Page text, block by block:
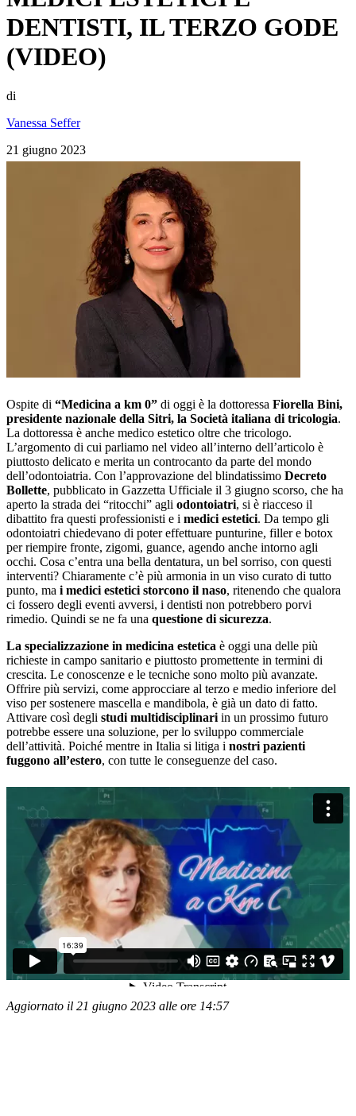
DENTISTI, IL TERZO GODE
(VIDEO)
di
Vanessa Seffer
21 giugno 2023
Ospite di “Medicina a km 0” di oggi è la dottoressa Fiorella Bini,
presidente nazionale della Sitri, la Società italiana di tricologia.
La dottoressa è anche medico estetico oltre che tricologo.
L’argomento di cui parliamo nel video all’interno dell’articolo è
piuttosto delicato e merita un controcanto da parte del mondo
dell’odontoiatria. Con l’approvazione del blindatissimo Decreto
Bollette, pubblicato in Gazzetta Ufficiale il 3 giugno scorso, che ha
aperto la strada dei “ritocchi” agli odontoiatri, si è riacceso il
dibattito fra questi professionisti e i medici estetici. Da tempo gli
odontoiatri chiedevano di poter effettuare punturine, filler e botox
per riempire fronte, zigomi, guance, agendo anche intorno agli
occhi. Cosa c’entra una bella dentatura, un bel sorriso, con questi
interventi? Chiaramente c’è più armonia in un viso curato di tutto
punto, ma i medici estetici storcono il naso, ritenendo che qualora
ci fossero degli eventi avversi, i dentisti non potrebbero porvi
rimedio. Quindi se ne fa una questione di sicurezza.
La specializzazione in medicina estetica è oggi una delle più
richieste in campo sanitario e piuttosto promettente in termini di
crescita. Le conoscenze e le tecniche sono molto più avanzate.
Offrire più servizi, come approcciare al terzo e medio inferiore del
viso per sostenere mascella e mandibola, è già un dato di fatto.
Attivare così degli studi multidisciplinari in un prossimo futuro
potrebbe essere una soluzione, per lo sviluppo commerciale
dell’attività. Poiché mentre in Italia si litiga i nostri pazienti
fuggono all’estero, con tutte le conseguenze del caso.
Aggiornato il 21 giugno 2023 alle ore 14:57